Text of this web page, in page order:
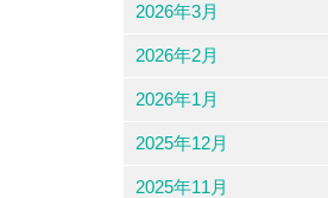
2026年3月
2026年2月
2026年1月
2025年12月
2025年11月